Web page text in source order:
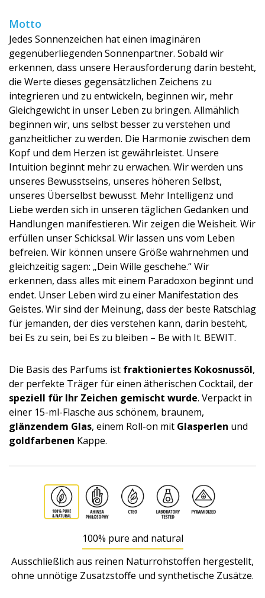
Motto
Jedes Sonnenzeichen hat einen imaginären
gegenüberliegenden Sonnenpartner. Sobald wir
erkennen, dass unsere Herausforderung darin besteht,
die Werte dieses gegensätzlichen Zeichens zu
integrieren und zu entwickeln, beginnen wir, mehr
Gleichgewicht in unser Leben zu bringen. Allmählich
beginnen wir, uns selbst besser zu verstehen und
ganzheitlicher zu werden. Die Harmonie zwischen dem
Kopf und dem Herzen ist gewährleistet. Unsere
Intuition beginnt mehr zu erwachen. Wir werden uns
unseres Bewusstseins, unseres höheren Selbst,
unseres Überselbst bewusst. Mehr Intelligenz und
Liebe werden sich in unseren täglichen Gedanken und
Handlungen manifestieren. Wir zeigen die Weisheit. Wir
erfüllen unser Schicksal. Wir lassen uns vom Leben
befreien. Wir können unsere Größe wahrnehmen und
gleichzeitig sagen: „Dein Wille geschehe.“ Wir
erkennen, dass alles mit einem Paradoxon beginnt und
endet. Unser Leben wird zu einer Manifestation des
Geistes. Wir sind der Meinung, dass der beste Ratschlag
für jemanden, der dies verstehen kann, darin besteht,
bei Es zu sein, bei Es zu bleiben – Be with It. BEWIT.
Die Basis des Parfums ist fraktioniertes Kokosnussöl,
der perfekte Träger für einen ätherischen Cocktail, der
speziell für Ihr Zeichen gemischt wurde. Verpackt in
einer 15-ml-Flasche aus schönem, braunem,
glänzendem Glas, einem Roll-on mit Glasperlen und
goldfarbenen Kap­pe.
100% pure and natural
Ausschließlich aus reinen Naturrohstoffen hergestellt,
ohne unnötige Zusatzstoffe und synthetische Zusätze.